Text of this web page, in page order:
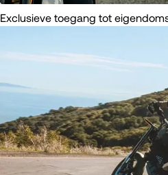
Exclusieve toegang tot